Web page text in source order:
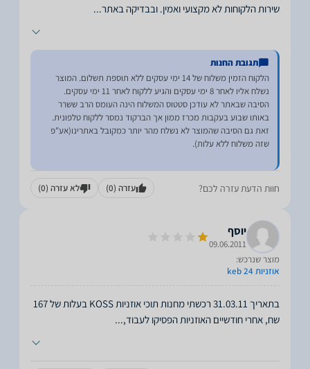
שירות הלקוחות לא מקצועי ואמין. ובבדיקה באתר...
תגובת החנות
הלקוח הזמין משלוח של 14 ימי עסקים ללא תוספת תשלום. המוצר
הסיבה שבאתר לא עודכן סטטוס המשלוח הינה העומס הרב ששרר
זאת גם הסיבה שהמוצר לא נשלח מהר יותר כמקובל באתרינו(אע"פ
חוות הדעת עזרה לכם? עזרה (0) לא עזרה (0)
יוסף
09.06.2011
מוצר שנרכש:
אוזניות keb 24
בתאריך 31.03.11 רכשתי מחנות תוכי אוזניות KOSS בעלות של 167
שח, אחרי חודשיים האוזניות הפסיקו לעבוד,...